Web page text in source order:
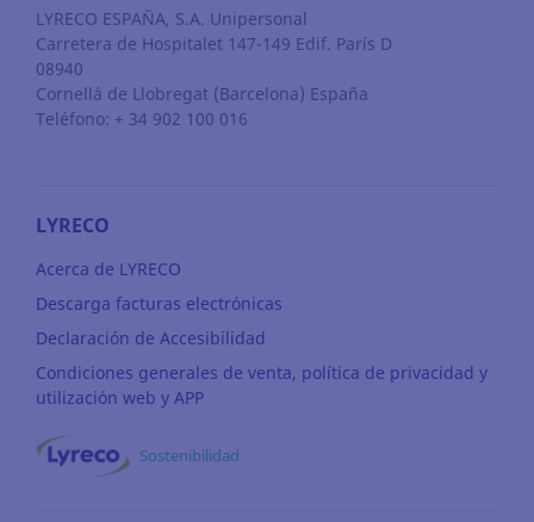
LYRECO ESPAÑA, S.A. Unipersonal
Carretera de Hospitalet 147-149 Edif. París D
08940
Cornellá de Llobregat (Barcelona) España
Teléfono: + 34 902 100 016
LYRECO
Acerca de LYRECO
Descarga facturas electrónicas
Declaración de Accesibilidad
Condiciones generales de venta, política de privacidad y
utilización web y APP
Sostenibilidad